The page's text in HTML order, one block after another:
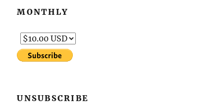
MONTHLY
UNSUBSCRIBE